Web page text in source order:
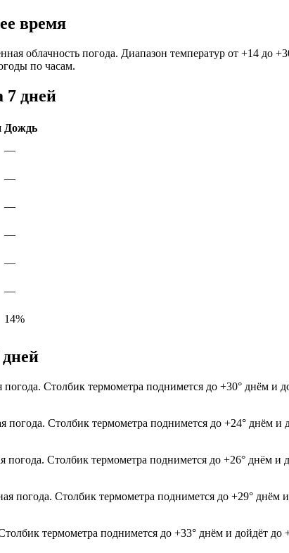
время
облачность погода. Диапазон температур от +14
по часам.
7 дней
Дождь
—
—
—
—
—
—
14%
погода. Столбик термометра поднимется до +30° днём
погода. Столбик термометра поднимется до +24° днём
погода. Столбик термометра поднимется до +26° днём
погода. Столбик термометра поднимется до +29°
термометра поднимется до +33° днём и дойдёт